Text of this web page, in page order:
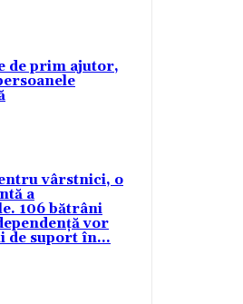
de prim ajutor,
vârstnici, o
a
106 bătrâni
vor
de suport în...